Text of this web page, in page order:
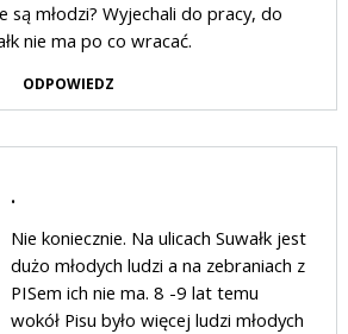
są młodzi? Wyjechali do pracy, do
nie ma po co wracać.
ODPOWIEDZ
.
Nie koniecznie. Na ulicach Suwałk jest
dużo młodych ludzi a na zebraniach z
PISem ich nie ma. 8 -9 lat temu
wokół Pisu było więcej ludzi młodych